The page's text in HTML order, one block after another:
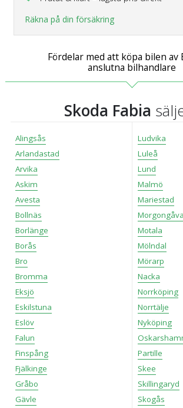
Räkna på din försäkring
Fördelar med att köpa bilen av
anslutna bilhandlare
Skoda Fabia
Alingsås
Arlandastad
Arvika
Askim
Avesta
Bollnäs
Borlänge
Borås
Bro
Bromma
Eksjö
Eskilstuna
Eslöv
Falun
Finspång
Fjälkinge
Gråbo
Gävle
Ludvika
Luleå
Lund
Malmö
Mariestad
Morgongåva
Motala
Mölndal
Mörarp
Nacka
Norrköping
Norrtälje
Nyköping
Partille
Skee
Skillingaryd
Skogås